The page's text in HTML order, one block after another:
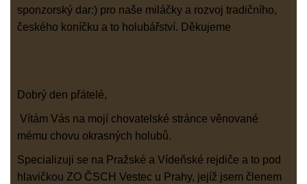
sponzorský dar:) pro naše miláčky a rozvoj tradičního,
českého koníčku a to holubářství. Děkujeme
Dobrý den přátelé,
Vítám Vás na mojí chovatelské stránce věnované
mému chovu okrasných holubů.
Specializuji se na Pražské a Vídeňské rejdiče a to pod
hlavičkou ZO ČSCH Vestec u Prahy, jejíž jsem členem